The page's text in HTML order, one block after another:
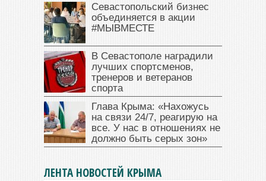
Севастопольский бизнес
объединяется в акции
#МЫВМЕСТЕ
В Севастополе наградили
лучших спортсменов,
тренеров и ветеранов
спорта
Глава Крыма: «Нахожусь
на связи 24/7, реагирую на
все. У нас в отношениях не
должно быть серых зон»
ЛЕНТА НОВОСТЕЙ КРЫМА